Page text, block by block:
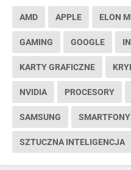
AMD APPLE ELON
GAMING GOOGLE
KARTY GRAFICZNE
NVIDIA PROCESORY
SAMSUNG SMARTFONY
SZTUCZNA INTELIGENCJA